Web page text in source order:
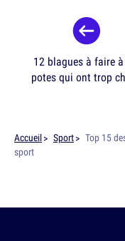
12 blagues à faire
potes qui ont trop
Accueil Sport
Top 15
sport